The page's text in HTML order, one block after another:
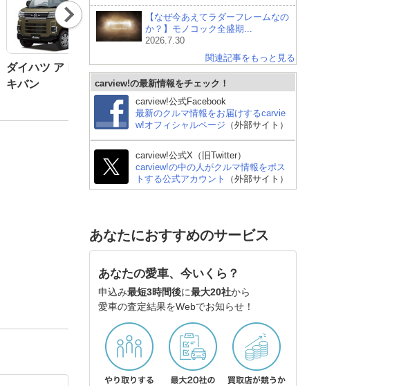
ダイハツ アトレーデッ
キバン
Nex
t
【なぜ今あえてラダーフレームなの
か？】モノコック全盛期...
2026.7.30
関連記事をもっと見る
carview!の最新情報をチェック！
carview!公式Facebook
最新のクルマ情報をお届けするcarvie
w!オフィシャルページ （外部サイト）
carview!公式X（旧Twitter）
carview!の中の人がクルマ情報をポス
トする公式アカウント
（外部サイト）
あなたにおすすめのサービス
あなたの愛車、今いくら？
申込み最短3時間後に最大20社から
愛車の査定結果をWebでお知らせ！